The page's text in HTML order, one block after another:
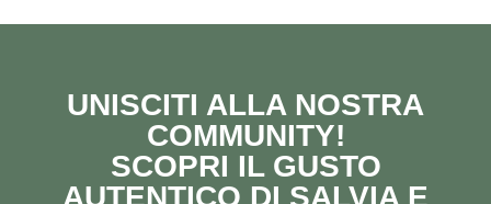
UNISCITI ALLA NOSTRA
COMMUNITY!
SCOPRI IL GUSTO
AUTENTICO DI SALVIA E